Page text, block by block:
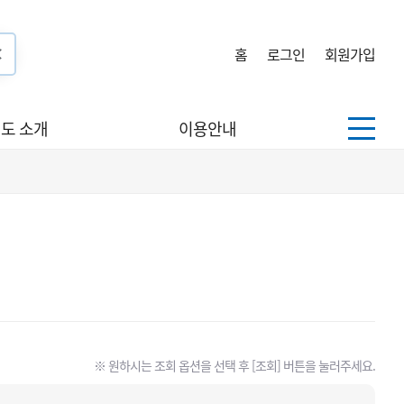
홈 로그인 회원가입
소개 이용안내
※ 원하시는 조회 옵션을 선택 후 [조회] 버튼을 눌러주세요.